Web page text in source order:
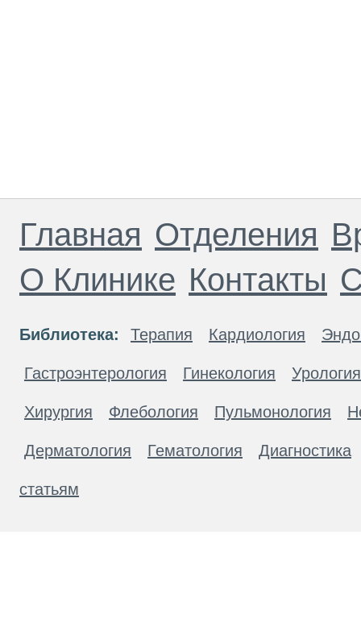
Главная Отделения
О Клинике Контакты
Библиотека: Терапия Кардиология
Гастроэнтерология Гинекология Урология
Хирургия Флебология Пульмонология
Дерматология Гематология Диагностика
статьям